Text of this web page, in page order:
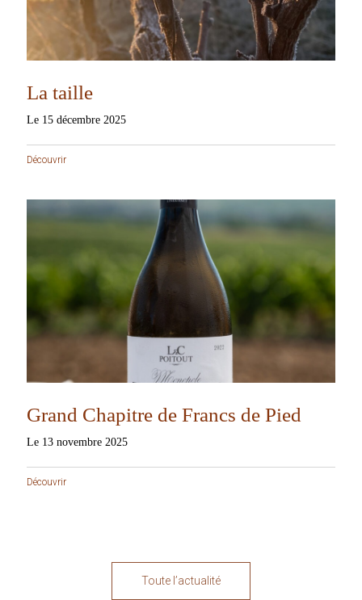
La taille
Le 15 décembre 2025
Découvrir
Grand Chapitre de Francs de Pied
Le 13 novembre 2025
Découvrir
Toute l’actualité